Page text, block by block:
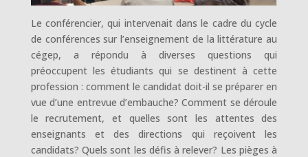
Le conférencier, qui intervenait dans le cadre du cycle
de conférences sur l’enseignement de la littérature au
cégep, a répondu à diverses questions qui
préoccupent les étudiants qui se destinent à cette
profession : comment le candidat doit-il se préparer en
vue d’une entrevue d’embauche? Comment se déroule
le recrutement, et quelles sont les attentes des
enseignants et des directions qui reçoivent les
candidats? Quels sont les défis à relever? Les pièges à